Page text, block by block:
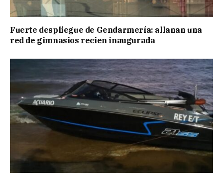
Fuerte despliegue de Gendarmería: allanan una
red de gimnasios recien inaugurada